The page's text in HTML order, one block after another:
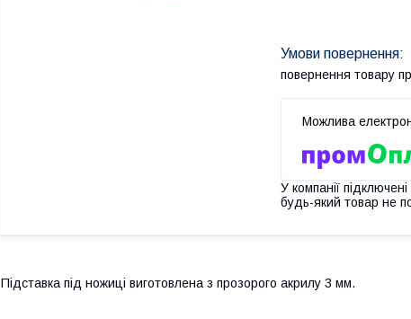
повернення товару
У компанії
будь-який товар не
Підставка під ножиці виготовлена з прозорого акрилу 3 мм.